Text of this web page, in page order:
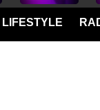
LIFESTYLE